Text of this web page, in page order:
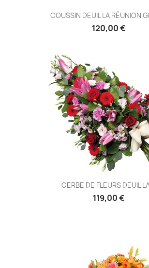
COUSSIN DEUIL LA RÉUNION
120,00 €
GERBE DE FLEURS DEUIL
119,00 €